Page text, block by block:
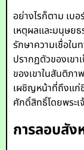
อย่างไรก็ตาม เบ
เหตุผลและมนุษย
รักษาความเชื่อใน
ปรากฏตัวของเขา
ของเขาในสันติภา
เผชิญหน้าที่ถึงแก่
ศักดิ์สิทธิ์โดยพระเ
การลอบสัง